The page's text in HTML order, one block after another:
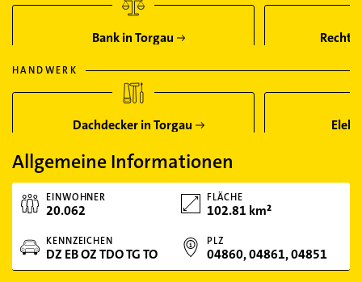
Bank in Torgau
HANDWERK
Dachdecker in Torgau
Allgemeine Informationen
EINWOHNER
20.062
FLÄCHE
102.81 km²
KENNZEICHEN
DZ EB OZ TDO TG TO
PLZ
04860, 04861, 04851